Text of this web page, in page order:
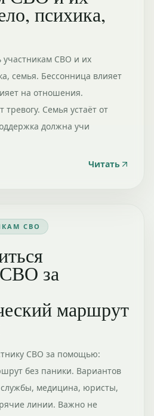
психика,
СВО и их
семья. Бессонница влияет
на отношения.
Семья устаёт от
должна учи
Читать
СВО
за
маршрут
СВО за помощью:
без паники. Вариантов
медицина, юристы,
линии. Важно не